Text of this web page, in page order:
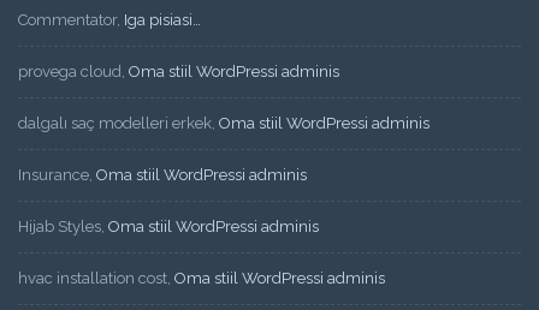
Commentator, Iga pisiasi…
provega cloud, Oma stiil WordPressi adminis
dalgalı saç modelleri erkek, Oma stiil WordPressi adminis
Insurance, Oma stiil WordPressi adminis
Hijab Styles, Oma stiil WordPressi adminis
hvac installation cost, Oma stiil WordPressi adminis